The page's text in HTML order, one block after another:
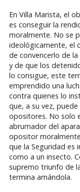
En Villa Marista, el
es conseguir la
moralmente. No se
ideológicamente, el
de convencerlo de
y de que los
lo consigue, este
emprendido una
contra quienes lo
que, a su vez,
opositores. No solo
abrumador del
opositor
que la Seguridad es
como a un insecto.
supremo triunfo de
termina amándola.